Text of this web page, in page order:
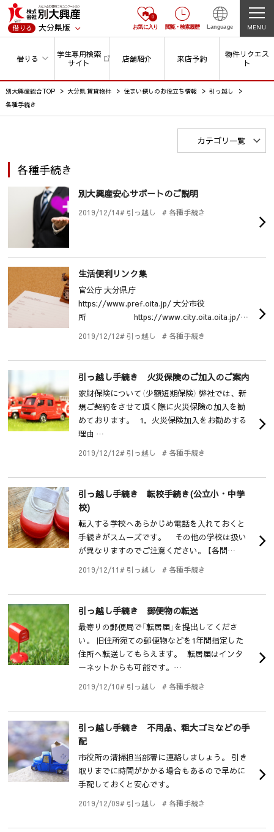
借りる 大分県版
0
お気に入り 閲覧・ 検索履歴 Language MENU
借りる
学生専用検索
サイト
店舗紹介 来店予約
物件リクエス
ト
別大興産総合TOP 大分県 賃貸物件 住まい探しのお役立ち情報
引っ越し
各種手続き
カテゴリ一覧
各種手続き
別大興産安心サポートのご説明
2019/12/14# 引っ越し # 各種手続き
生活便利リンク集
官公庁 大分県庁
https://www.pref.oita.jp/ 大分市役
所 https://www.city.oita.oita.jp/…
2019/12/12# 引っ越し # 各種手続き
引っ越し手続き 火災保険のご加入のご案内
家財保険について（少額短期保険） 弊社では、新
規ご契約をさせて頂く際に火災保険の加入を勧
めております。 1．火災保険加入をお勧めする
理由 …
2019/12/12# 引っ越し # 各種手続き
引っ越し手続き 転校手続き(公立小・中学
校)
転入する学校へあらかじめ電話を入れておくと
手続きがスムーズです。 その他の学校は扱い
が異なりますのでご注意ください。 【各問…
2019/12/11# 引っ越し # 各種手続き
引っ越し手続き 郵便物の転送
最寄りの郵便局で「転居届」を提出してくださ
い。 旧住所宛ての郵便物などを1年間指定した
住所へ転送してもらえます。 転居届はインタ
ーネットからも可能です。…
2019/12/10# 引っ越し # 各種手続き
引っ越し手続き 不用品、粗大ゴミなどの手
配
市役所の清掃担当部署に連絡しましょう。 引き
取りまでに時間がかかる場合もあるので早めに
手配しておくと安心です。
2019/12/09# 引っ越し # 各種手続き